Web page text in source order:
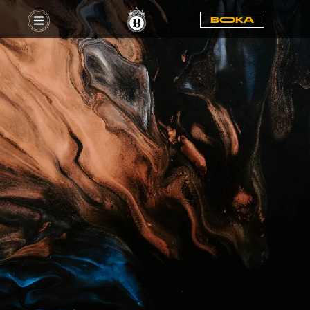
BOOKA